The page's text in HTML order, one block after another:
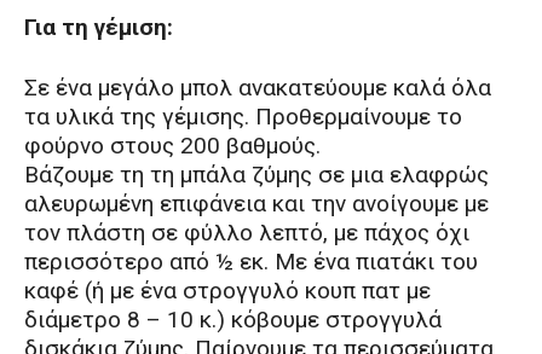
Για τη γέμιση:
Σε ένα μεγάλο μπολ ανακατεύουμε καλά όλα
τα υλικά της γέμισης. Προθερμαίνουμε το
φούρνο στους 200 βαθμούς.
Βάζουμε τη τη μπάλα ζύμης σε μια ελαφρώς
αλευρωμένη επιφάνεια και την ανοίγουμε με
τον πλάστη σε φύλλο λεπτό, με πάχος όχι
περισσότερο από ½ εκ. Με ένα πιατάκι του
καφέ (ή με ένα στρογγυλό κουπ πατ με
διάμετρο 8 – 10 κ.) κόβουμε στρογγυλά
δισκάκια ζύμης. Παίρνουμε τα περισσεύματα